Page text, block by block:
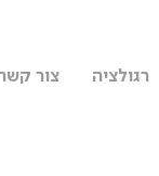
רגולציה צור